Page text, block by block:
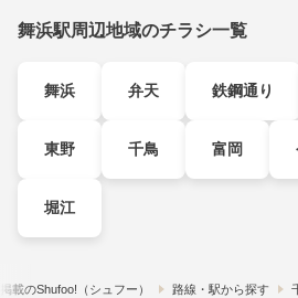
舞浜駅周辺地域のチラシ一覧
舞浜 弁天 鉄鋼通り
東野 千鳥 富岡
堀江
載の​Shufoo!​（シュフー） 路線・駅から探す